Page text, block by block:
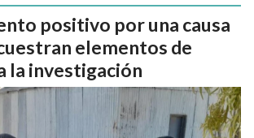
positivo por una causa
elementos de
la investigación